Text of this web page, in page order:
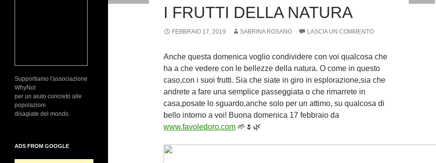
I FRUTTI DELLA NATURA
FEBBRAIO 17, 2019 SABRINA ROSANO LASCIA UN COMMENTO
Anche questa domenica voglio condividere con voi qualcosa che
ha a che vedere con le bellezze della natura. O come in questo
caso,con i suoi frutti. Sia che siate in giro in esplorazione,sia che
andrete a fare una semplice passeggiata o che rimarrete in
casa,posate lo sguardo,anche solo per un attimo, su qualcosa di
bello intorno a voi! Buona domenica 17 febbraio da
www.favoledoro.com 🌱🌷🌿
Supportiamo l'associazione
WhyNot
per un aiuto concreto alle
popolazioni
disagiate del mondo.
ADS FROM GOOGLE